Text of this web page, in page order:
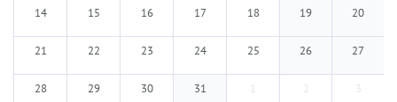
14 15 16 17 18 19 20
21 22 23 24 25 26 27
28 29 30 31 1 2 3